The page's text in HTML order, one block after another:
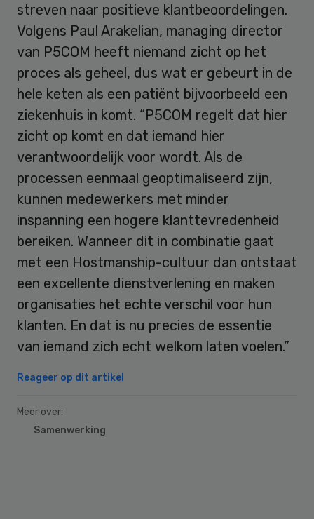
streven naar positieve klantbeoordelingen.
Volgens Paul Arakelian, managing director
van P5COM heeft niemand zicht op het
proces als geheel, dus wat er gebeurt in de
hele keten als een patiënt bijvoorbeeld een
ziekenhuis in komt. “P5COM regelt dat hier
zicht op komt en dat iemand hier
verantwoordelijk voor wordt. Als de
processen eenmaal geoptimaliseerd zijn,
kunnen medewerkers met minder
inspanning een hogere klanttevredenheid
bereiken. Wanneer dit in combinatie gaat
met een Hostmanship-cultuur dan ontstaat
een excellente dienstverlening en maken
organisaties het echte verschil voor hun
klanten. En dat is nu precies de essentie
van iemand zich echt welkom laten voelen.”
Reageer op dit artikel
Meer over:
Samenwerking